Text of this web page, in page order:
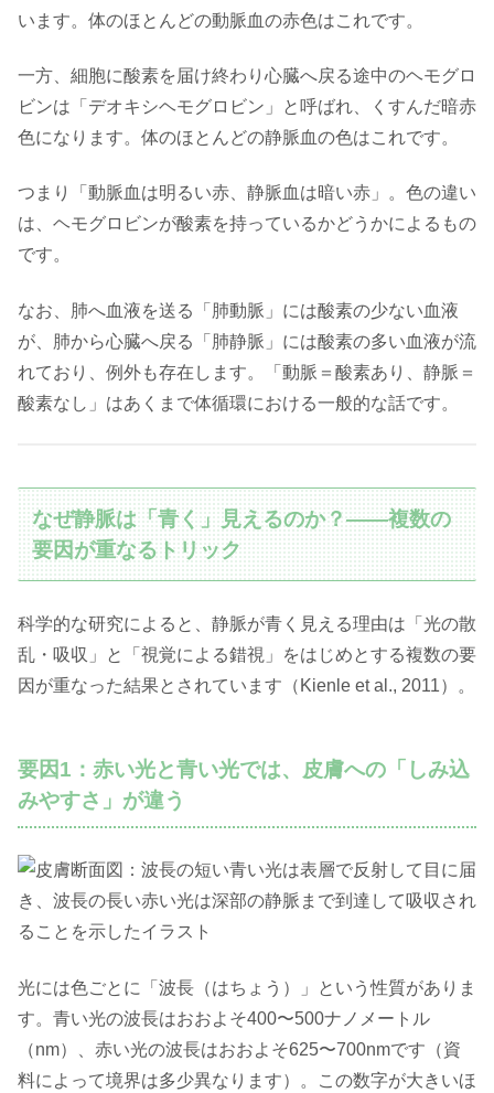
います。体のほとんどの動脈血の赤色はこれです。
一方、細胞に酸素を届け終わり心臓へ戻る途中のヘモグロ
ビンは「デオキシヘモグロビン」と呼ばれ、くすんだ暗赤
色になります。体のほとんどの静脈血の色はこれです。
つまり「動脈血は明るい赤、静脈血は暗い赤」。色の違い
は、ヘモグロビンが酸素を持っているかどうかによるもの
です。
なお、肺へ血液を送る「肺動脈」には酸素の少ない血液
が、肺から心臓へ戻る「肺静脈」には酸素の多い血液が流
れており、例外も存在します。「動脈＝酸素あり、静脈＝
酸素なし」はあくまで体循環における一般的な話です。
なぜ静脈は「青く」見えるのか？――複数の
要因が重なるトリック
科学的な研究によると、静脈が青く見える理由は「光の散
乱・吸収」と「視覚による錯視」をはじめとする複数の要
因が重なった結果とされています（Kienle et al., 2011）。
要因1：赤い光と青い光では、皮膚への「しみ込
みやすさ」が違う
光には色ごとに「波長（はちょう）」という性質がありま
す。青い光の波長はおおよそ400〜500ナノメートル
（nm）、赤い光の波長はおおよそ625〜700nmです（資
料によって境界は多少異なります）。この数字が大きいほ